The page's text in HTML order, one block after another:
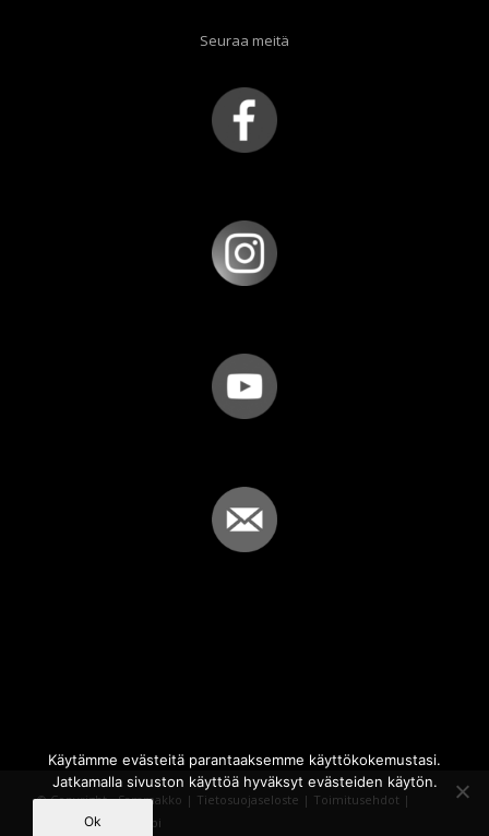
Seuraa meitä
© Copyright - Sammakko | Tietosuojaseloste | Toimitusehdot |
Powered by
iQWebbi
Käytämme evästeitä parantaaksemme käyttökokemustasi.
Jatkamalla sivuston käyttöä hyväksyt evästeiden käytön.
Ok